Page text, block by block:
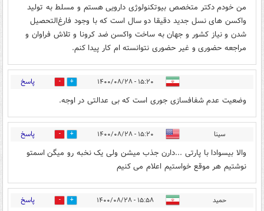
من خودم دکتر متخصص بیوتکنولوژی دارویی هستم و مسلط به تولید
واکسن های نسل جدید دقیقا دو سال است که با وجود فارغ‌التحصیل
شدن و نیاز کشور و جهان به ساخت واکسن ضد کرونا و تلاش فراوان و
مراجعه حضوری و غیر حضوری نتوانسته ام کار پیدا کنم.
۱۵:۲۰ - ۱۴۰۰/۰۸/۲۸ 5 پاسخ
وضعیت عدم شفافسازی جوری است که بی عدالتی در اوجه.
سینا ۱۵:۲۰ - ۱۴۰۰/۰۸/۲۸ 7 پاسخ
والا بیسوادا با پارتی ...دارن جذب میشن ولی یک نخبه رو میگن اسمتو
نوشتیم هر موقع خواستیم اعلام می کنیم
حمید ۱۵:۵۸ - ۱۴۰۰/۰۸/۲۸ 1 پاسخ